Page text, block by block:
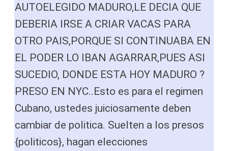
AUTOELEGIDO MADURO,LE DECIA QUE
DEBERIA IRSE A CRIAR VACAS PARA
OTRO PAIS,PORQUE SI CONTINUABA EN
EL PODER LO IBAN AGARRAR,PUES ASI
SUCEDIO, DONDE ESTA HOY MADURO ?
PRESO EN NYC..Esto es para el regimen
Cubano, ustedes juiciosamente deben
cambiar de politica. Suelten a los presos
{politicos}, hagan elecciones